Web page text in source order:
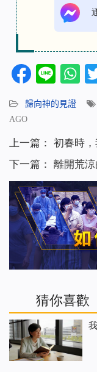
Line
歸向神的見證
AGO
上一篇： 初春時
下一篇： 離開荒
猜你喜歡